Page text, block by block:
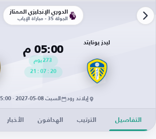
الدوري الإنجليزي الممتاز
الجولة 35 - مباراة الإياب
ليدز يونايتد
05:00 م
273يوم
20
:
07
:
21
إيلاند رود السبت 08-05-2027 · 05:00 م
التفاصيل الترتيب الهدافون الأخبار